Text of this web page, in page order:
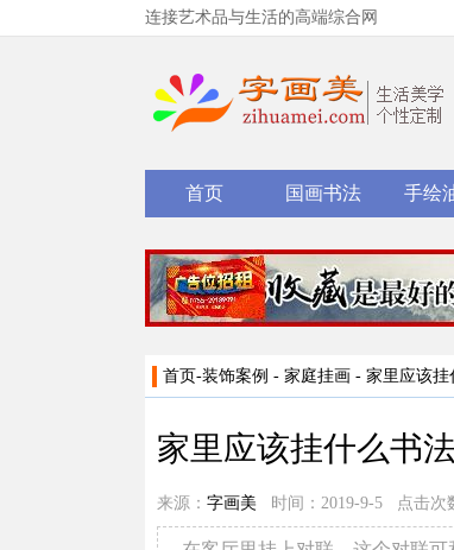
连接艺术品与生活的高端综合网
首页 国画书法 手绘
首页-装饰案例 - 家庭挂画 - 家里应该挂
家里应该挂什么书
来源： 字画美 时间：2019-9-5 点击次